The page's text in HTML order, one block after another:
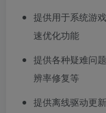
提供用于系统游
速优化功能
提供各种疑难问
辨率修复等
提供离线驱动更